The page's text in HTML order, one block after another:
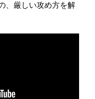
、厳しい攻め方を解